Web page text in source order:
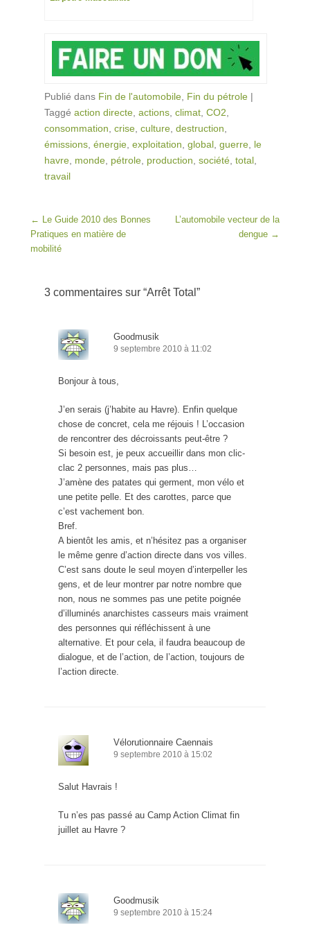
Publié dans Fin de l'automobile, Fin du pétrole |
Taggé action directe, actions, climat, CO2,
consommation, crise, culture, destruction,
émissions, énergie, exploitation, global, guerre, le
havre, monde, pétrole, production, société, total,
travail
Post navigation
← Le Guide 2010 des Bonnes
Pratiques en matière de
mobilité
L’automobile vecteur de la
dengue →
3 commentaires sur “Arrêt Total ”
Goodmusik
9 septembre 2010 à 11:02
Bonjour à tous,
J’en serais (j’habite au Havre). Enfin quelque
chose de concret, cela me réjouis ! L’occasion
de rencontrer des décroissants peut-être ?
Si besoin est, je peux accueillir dans mon clic-
clac 2 personnes, mais pas plus…
J’amène des patates qui germent, mon vélo et
une petite pelle. Et des carottes, parce que
c’est vachement bon.
Bref.
A bientôt les amis, et n’hésitez pas a organiser
le même genre d’action directe dans vos villes.
C’est sans doute le seul moyen d’interpeller les
gens, et de leur montrer par notre nombre que
non, nous ne sommes pas une petite poignée
d’illuminés anarchistes casseurs mais vraiment
des personnes qui réfléchissent à une
alternative. Et pour cela, il faudra beaucoup de
dialogue, et de l’action, de l’action, toujours de
l’action directe.
Vélorutionnaire Caennais
9 septembre 2010 à 15:02
Salut Havrais !
Tu n’es pas passé au Camp Action Climat fin
juillet au Havre ?
Goodmusik
9 septembre 2010 à 15:24